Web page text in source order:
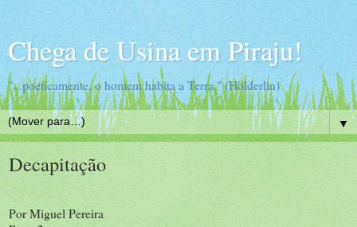
Chega de Usina em Piraju!
"...poeticamente, o homem habita a Terra." (Hölderlin)
▼
Decapitação
Por Miguel Pereira